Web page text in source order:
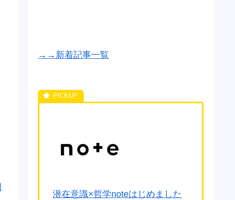
→→新着記事一覧
潜在意識×哲学noteはじめました